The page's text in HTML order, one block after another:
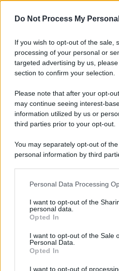
Do Not Process My
If you wish to opt-out of the sale,
processing of your personal or
targeted advertising by us,
section to confirm your selection.
Please note that after your opt-
may continue seeing interest-
information utilized by us or
third parties prior to your opt-out.
You may separately opt-out of
personal information by third
This information may also be
disclose it to other third parties.
Please note that this website/app
services and may gather and
not limited to your visit or usage
grant or deny consent to Google
Personal Data Processing
I want to opt-out of the
personal data.
Opted In
I want to opt-out of the Sale
Personal Data.
Opted In
I want to opt-out of
Salernitana, vittoria
Basket, grana
mercato